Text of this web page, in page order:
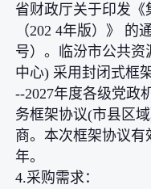
省财政厅关于印发
（202 4年版）》 的
号）。临汾市公共
中心) 采用封闭式框
--2027年度各级党政
务框架协议(市县区
商。本次框架协议有
年。
4.采购需求：